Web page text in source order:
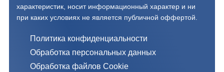
характеристик, носит информационный характер и ни
при каких условиях не является публичной оффертой.‍
Политика конфиденциальности
Обработка персональных данных
Обработка файлов Cookie